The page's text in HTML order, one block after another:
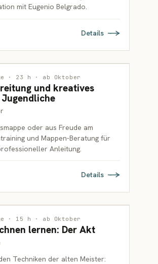
mit Eugenio Belgrado.
Details
3 PLÄTZE FREI
· 23 h · ab Oktober
und kreatives
oder aus Freude am
und Mappen-Beratung für
Anleitung.
Details
· 15 h · ab Oktober
lernen: Der Akt
Techniken der alten Meister: